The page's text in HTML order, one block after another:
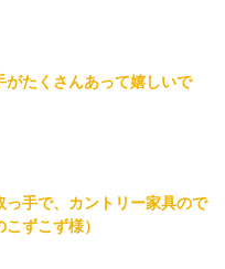
がたくさんあって嬉しいで
っ手で、カントリー家具ので
ずこず様）